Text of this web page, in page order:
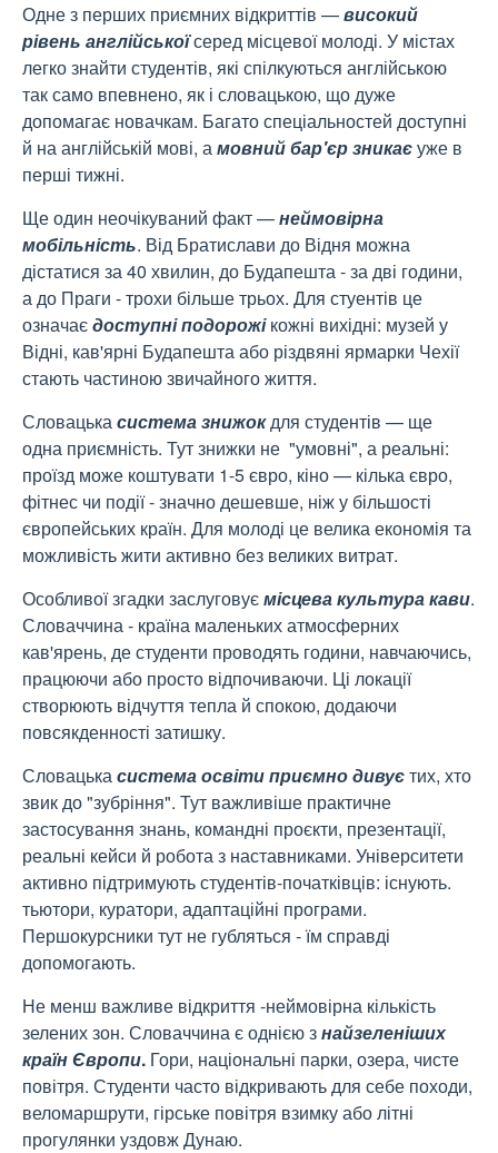
Одне з перших приємних відкриттів —високий
рівень англійськоїсеред місцевої молоді. У містах
легко знайти студентів, які спілкуються англійською
так само впевнено, як і словацькою, що дуже
допомагає новачкам. Багато спеціальностей доступні
й на англійській мові, амовний бар'єр зникаєуже в
перші тижні.
Ще один неочікуваний факт —неймовірна
мобільність. Від Братислави до Відня можна
дістатися за 40 хвилин, до Будапешта - за дві години,
а до Праги - трохи більше трьох. Для стуентів це
означаєдоступні подорожі кожні вихідні: музей у
Відні, кав'ярні Будапешта або різдвяні ярмарки Чехії
стають частиною звичайного життя.
Словацькасистема знижокдля студентів — ще
одна приємність. Тут знижки не "умовні", а реальні:
проїзд може коштувати 1-5 євро, кіно — кілька євро,
фітнес чи події - значно дешевше, ніж у більшості
європейських країн. Для молоді це велика економія та
можливість жити активно без великих витрат.
Особливої згадки заслуговуємісцева культура кави.
Словаччина - країна маленьких атмосферних
кав'ярень, де студенти проводять години, навчаючись,
працюючи або просто відпочиваючи. Ці локації
створюють відчуття тепла й спокою, додаючи
повсякденності затишку.
Словацькасистема освіти приємно дивуєтих, хто
звик до "зубріння". Тут важливіше практичне
застосування знань, командні проєкти, презентації,
реальні кейси й робота з наставниками. Університети
активно підтримують студентів-початківців: існують.
тьютори, куратори, адаптаційні програми.
Першокурсники тут не губляться - їм справді
допомогають.
Не менш важливе відкриття -неймовірна кількість
зелених зон. Словаччина є однією знайзеленіших
країн Європи. Гори, національні парки, озера, чисте
повітря. Студенти часто відкривають для себе походи,
веломаршрути, гірське повітря взимку або літні
прогулянки уздовж Дунаю.